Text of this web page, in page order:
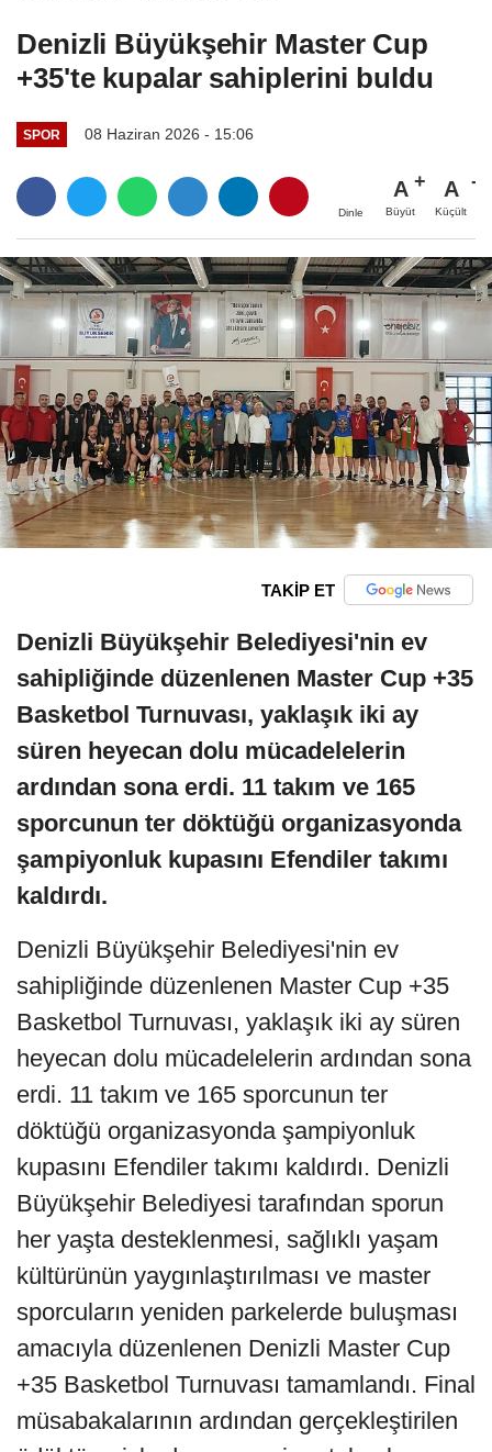
Denizli Büyükşehir Master Cup
+35'te kupalar sahiplerini buldu
SPOR 08 Haziran 2026 - 15:06
Dinle
A
Büyüt
A
Küçült
TAKİP ET
Denizli Büyükşehir Belediyesi'nin ev
sahipliğinde düzenlenen Master Cup +35
Basketbol Turnuvası, yaklaşık iki ay
süren heyecan dolu mücadelelerin
ardından sona erdi. 11 takım ve 165
sporcunun ter döktüğü organizasyonda
şampiyonluk kupasını Efendiler takımı
kaldırdı.
Denizli Büyükşehir Belediyesi'nin ev
sahipliğinde düzenlenen Master Cup +35
Basketbol Turnuvası, yaklaşık iki ay süren
heyecan dolu mücadelelerin ardından sona
erdi. 11 takım ve 165 sporcunun ter
döktüğü organizasyonda şampiyonluk
kupasını Efendiler takımı kaldırdı. Denizli
Büyükşehir Belediyesi tarafından sporun
her yaşta desteklenmesi, sağlıklı yaşam
kültürünün yaygınlaştırılması ve master
sporcuların yeniden parkelerde buluşması
amacıyla düzenlenen Denizli Master Cup
+35 Basketbol Turnuvası tamamlandı. Final
müsabakalarının ardından gerçekleştirilen